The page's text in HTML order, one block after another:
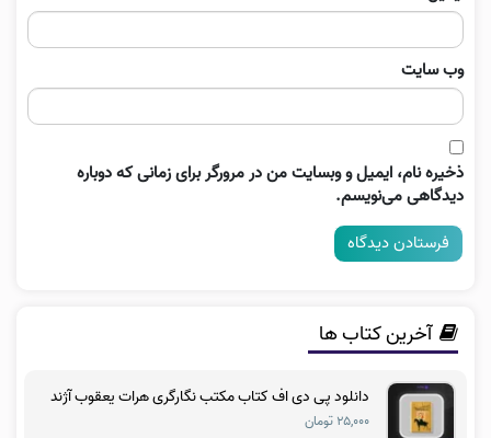
وب‌ سایت
ذخیره نام، ایمیل و وبسایت من در مرورگر برای زمانی که دوباره
دیدگاهی می‌نویسم.
آخرین کتاب ها
دانلود پی دی اف کتاب مکتب نگارگری هرات یعقوب آژند
۲۵,۰۰۰ تومان